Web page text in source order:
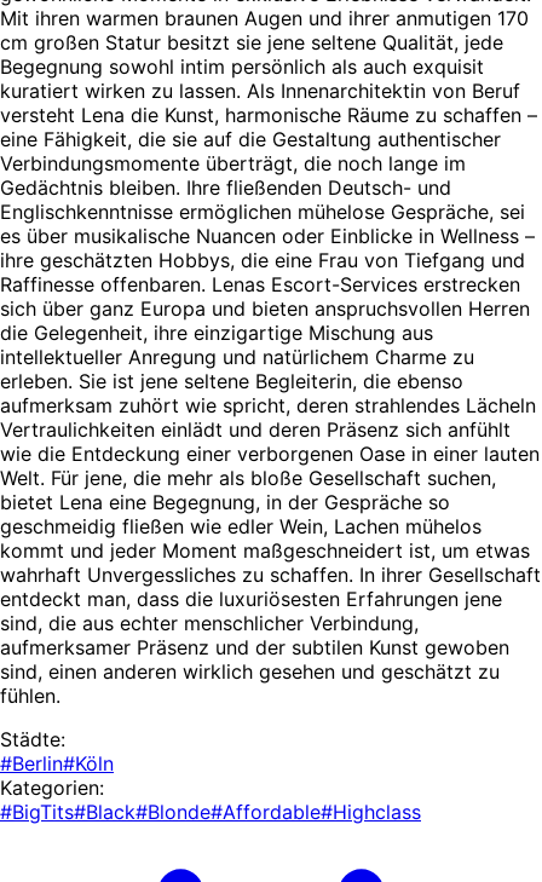
Mit ihren warmen braunen Augen und ihrer anmutigen 170
cm großen Statur besitzt sie jene seltene Qualität, jede
Begegnung sowohl intim persönlich als auch exquisit
kuratiert wirken zu lassen. Als Innenarchitektin von Beruf
versteht Lena die Kunst, harmonische Räume zu schaffen –
eine Fähigkeit, die sie auf die Gestaltung authentischer
Verbindungsmomente überträgt, die noch lange im
Gedächtnis bleiben. Ihre fließenden Deutsch- und
Englischkenntnisse ermöglichen mühelose Gespräche, sei
es über musikalische Nuancen oder Einblicke in Wellness –
ihre geschätzten Hobbys, die eine Frau von Tiefgang und
Raffinesse offenbaren. Lenas Escort-Services erstrecken
sich über ganz Europa und bieten anspruchsvollen Herren
die Gelegenheit, ihre einzigartige Mischung aus
intellektueller Anregung und natürlichem Charme zu
erleben. Sie ist jene seltene Begleiterin, die ebenso
aufmerksam zuhört wie spricht, deren strahlendes Lächeln
Vertraulichkeiten einlädt und deren Präsenz sich anfühlt
wie die Entdeckung einer verborgenen Oase in einer lauten
Welt. Für jene, die mehr als bloße Gesellschaft suchen,
bietet Lena eine Begegnung, in der Gespräche so
geschmeidig fließen wie edler Wein, Lachen mühelos
kommt und jeder Moment maßgeschneidert ist, um etwas
wahrhaft Unvergessliches zu schaffen. In ihrer Gesellschaft
entdeckt man, dass die luxuriösesten Erfahrungen jene
sind, die aus echter menschlicher Verbindung,
aufmerksamer Präsenz und der subtilen Kunst gewoben
sind, einen anderen wirklich gesehen und geschätzt zu
fühlen.
Städte:
#Berlin#Köln
Kategorien:
#BigTits#Black#Blonde#Affordable#Highclass